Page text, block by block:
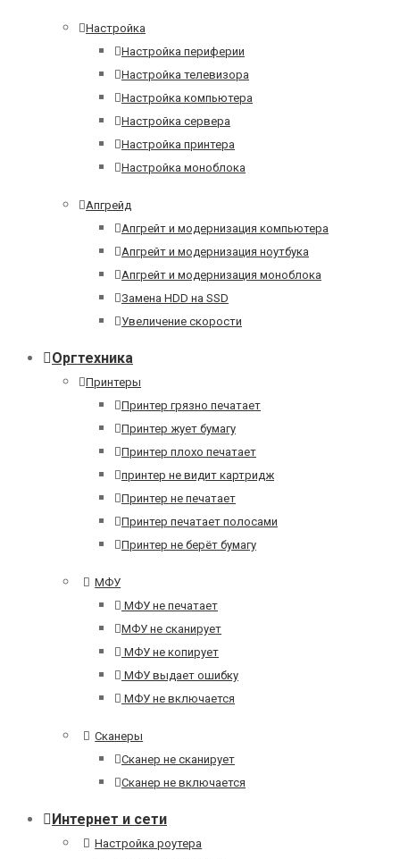
Настройка
Настройка периферии
Настройка телевизора
Настройка компьютера
Настройка сервера
Настройка принтера
Настройка моноблока
Апгрейд
Апгрейт и модернизация компьютера
Апгрейт и модернизация ноутбука
Апгрейт и модернизация моноблока
Замена HDD на SSD
Увеличение скорости
Оргтехника
Принтеры
Принтер грязно печатает
Принтер жует бумагу
Принтер плохо печатает
принтер не видит картридж
Принтер не печатает
Принтер печатает полосами
Принтер не берёт бумагу
МФУ
МФУ не печатает
МФУ не сканирует
МФУ не копирует
МФУ выдает ошибку
МФУ не включается
Сканеры
Сканер не сканирует
Сканер не включается
Интернет и сети
Настройка роутера